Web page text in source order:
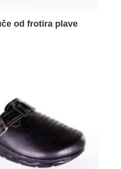
od frotira plave